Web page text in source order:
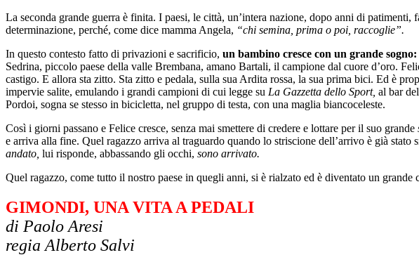
La seconda grande guerra è finita. I paesi, le città, un’intera nazione, dopo anni di
determinazione, perché, come dice mamma Angela, “chi semina, prima o poi, raccoglie”.
In questo contesto fatto di privazioni e sacrificio, un bambino cresce con un grande
Sedrina, piccolo paese della valle Brembana, amano Bartali, il campione dal cuore d’oro.
castigo. E allora sta zitto. Sta zitto e pedala, sulla sua Ardita rossa, la sua prima bici. Ed è
impervie salite, emulando i grandi campioni di cui legge su La Gazzetta dello Sport, al bar
Pordoi, sogna se stesso in bicicletta, nel gruppo di testa, con una maglia biancoceleste.
Così i giorni passano e Felice cresce, senza mai smettere di credere e lottare per il suo grande
e arriva alla fine. Quel ragazzo arriva al traguardo quando lo striscione dell’arrivo è già
andato, lui risponde, abbassando gli occhi, sono arrivato.
Quel ragazzo, come tutto il nostro paese in quegli anni, si è rialzato ed è diventato un
GIMONDI, UNA VITA A PEDALI
di Paolo Aresi
regia Alberto Salvi